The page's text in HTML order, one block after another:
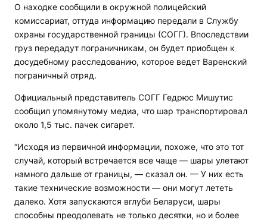
О находке сообщили в окружной полицейский
комиссариат, оттуда информацию передали в Службу
охраны государственной границы (СОГГ). Впоследствии
груз передадут пограничникам, он будет приобщен к
досудебному расследованию, которое ведет Варенский
пограничный отряд.
Официальный представитель СОГГ Гедрюс Мишутис
сообщил упомянутому медиа, что шар транспортировал
около 1,5 тыс. пачек сигарет.
“Исходя из первичной информации, похоже, что это тот
случай, который встречается все чаще — шары улетают
намного дальше от границы, — сказал он. — У них есть
такие технические возможности — они могут лететь
далеко. Хотя запускаются вглуби Беларуси, шары
способны преодолевать не только десятки, но и более